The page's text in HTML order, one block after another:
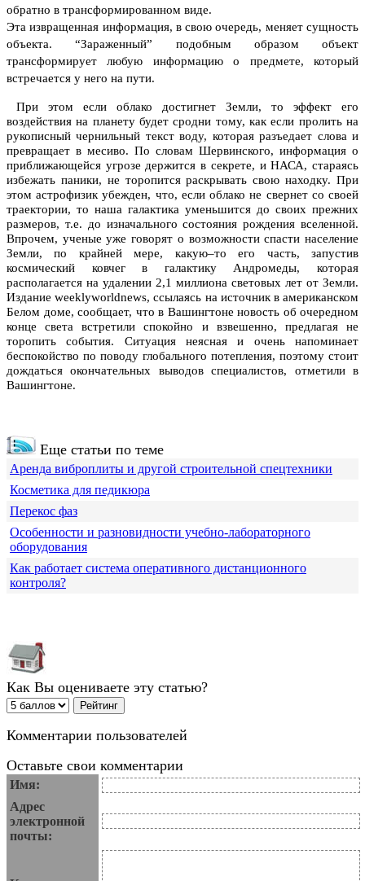
обратно в трансформированном виде.
Эта извращенная информация, в свою очередь, меняет сущность
объекта. “Зараженный” подобным образом объект
трансформирует любую информацию о предмете, который
встречается у него на пути.
При этом если облако достигнет Земли, то эффект его
воздействия на планету будет сродни тому, как если пролить на
рукописный чернильный текст воду, которая разъедает слова и
превращает в месиво. По словам Шервинского, информация о
приближающейся угрозе держится в секрете, и НАСА, стараясь
избежать паники, не торопится раскрывать свою находку. При
этом астрофизик убежден, что, если облако не свернет со своей
траектории, то наша галактика уменьшится до своих прежних
размеров, т.е. до изначального состояния рождения вселенной.
Впрочем, ученые уже говорят о возможности спасти население
Земли, по крайней мере, какую–то его часть, запустив
космический ковчег в галактику Андромеды, которая
располагается на удалении 2,1 миллиона световых лет от Земли.
Издание weeklyworldnews, ссылаясь на источник в американском
Белом доме, сообщает, что в Вашингтоне новость об очередном
конце света встретили спокойно и взвешенно, предлагая не
торопить события. Ситуация неясная и очень напоминает
беспокойство по поводу глобального потепления, поэтому стоит
дождаться окончательных выводов специалистов, отметили в
Вашингтоне.
Еще статьи по теме
Аренда виброплиты и другой строительной спецтехники
Косметика для педикюра
Перекос фаз
Особенности и разновидности учебно-лабораторного
оборудования
Как работает система оперативного дистанционного
контроля?
Как Вы оцениваете эту статью?
Комментарии пользователей
Оставьте свои комментарии
Имя:
Адрес
электронной
почты: